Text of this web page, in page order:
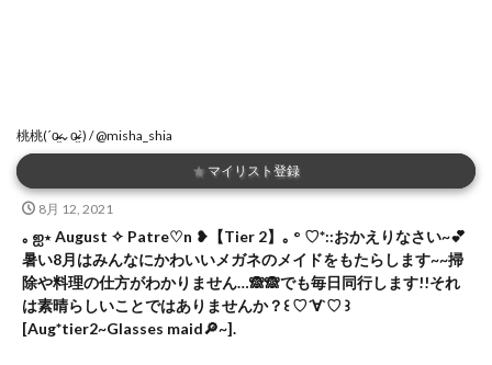
桃桃(ˊo̴̶̷̤⌄o̴̶̷̤ˋ) / @misha_shia
★ マイリスト登録
8月 12, 2021
｡ ஐ⋆ August ✧ Patre♡n ❥【Tier 2】｡ ° ♡*::おかえりなさい~💕
暑い8月はみんなにかわいいメガネのメイドをもたらします~~掃
除や料理の仕方がわかりません…🙈🙈でも毎日同行します!!それ
は素晴らしいことではありませんか？꒰ ♡´∀`♡ ꒱
[Aug*tier2~Glasses maid🔎~].